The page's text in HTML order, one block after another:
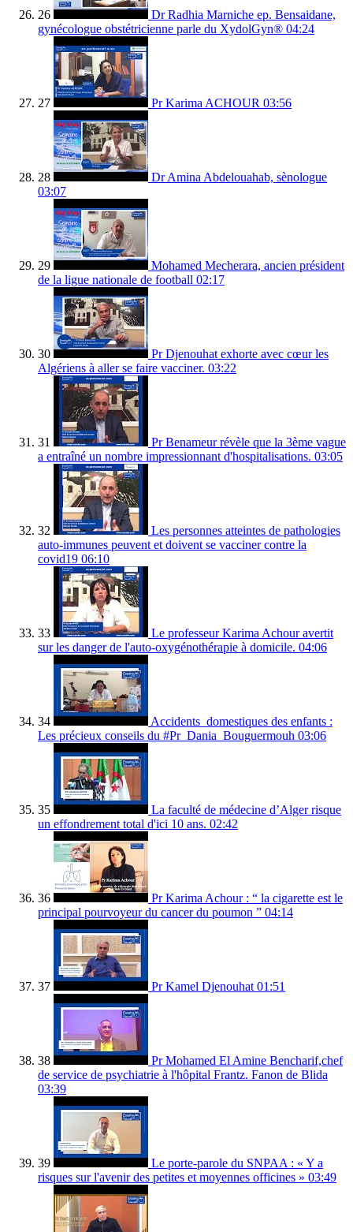
26
Dr Radhia Marniche ep. Bensaidane,
gynécologue obstétricienne parle du XydolGyn® 04:24
27 Pr Karima ACHOUR 03:56
28
Dr Amina Abdelouahab, sènologue
03:07
29
Mohamed Mecherara, ancien président
de la ligue nationale de football 02:17
30
Pr Djenouhat exhorte avec cœur les
Algériens à aller se faire vacciner. 03:22
31
Pr Benameur révèle que la 3ème vague
a entraîné un nombre impressionnant d'hospitalisations. 03:05
32
Les personnes atteintes de pathologies
auto-immunes peuvent et doivent se vacciner contre la
covid19 06:10
33
Le professeur Karima Achour avertit
sur les danger de l'auto-oxygénothérapie à domicile. 04:06
34
Accidents_domestiques des enfants :
Les précieux conseils du #Pr_Dania_Bouguermouh 03:06
35
La faculté de médecine d’Alger risque
un effondrement total d'ici 10 ans. 02:42
36
Pr Karima Achour : “ la cigarette est le
principal pourvoyeur du cancer du poumon ” 04:14
37 Pr Kamel Djenouhat 01:51
38
Pr Mohamed El Amine Bencharif,chef
de service de psychiatrie à l'hôpital Frantz. Fanon de Blida
03:39
39
Le porte-parole du SNPAA : « Y a
risques sur l'avenir des petites et moyennes officines » 03:49